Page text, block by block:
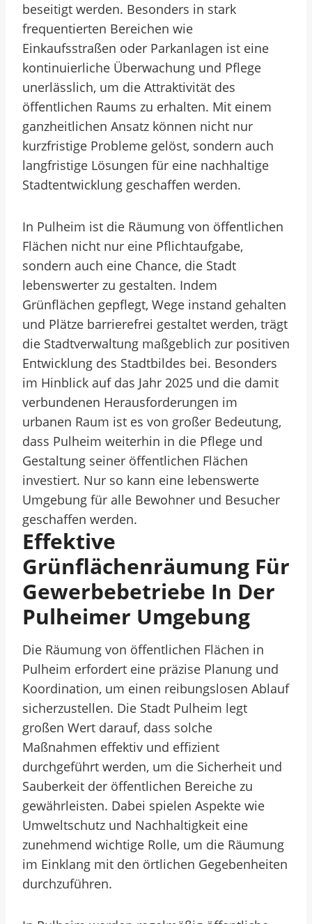
beseitigt werden. Besonders in stark
frequentierten Bereichen wie
Einkaufsstraßen oder Parkanlagen ist eine
kontinuierliche Überwachung und Pflege
unerlässlich, um die Attraktivität des
öffentlichen Raums zu erhalten. Mit einem
ganzheitlichen Ansatz können nicht nur
kurzfristige Probleme gelöst, sondern auch
langfristige Lösungen für eine nachhaltige
Stadtentwicklung geschaffen werden.
In Pulheim ist die Räumung von öffentlichen
Flächen nicht nur eine Pflichtaufgabe,
sondern auch eine Chance, die Stadt
lebenswerter zu gestalten. Indem
Grünflächen gepflegt, Wege instand gehalten
und Plätze barrierefrei gestaltet werden, trägt
die Stadtverwaltung maßgeblich zur positiven
Entwicklung des Stadtbildes bei. Besonders
im Hinblick auf das Jahr 2025 und die damit
verbundenen Herausforderungen im
urbanen Raum ist es von großer Bedeutung,
dass Pulheim weiterhin in die Pflege und
Gestaltung seiner öffentlichen Flächen
investiert. Nur so kann eine lebenswerte
Umgebung für alle Bewohner und Besucher
geschaffen werden.
Effektive
Grünflächenräumung Für
Gewerbebetriebe In Der
Pulheimer Umgebung
Die Räumung von öffentlichen Flächen in
Pulheim erfordert eine präzise Planung und
Koordination, um einen reibungslosen Ablauf
sicherzustellen. Die Stadt Pulheim legt
großen Wert darauf, dass solche
Maßnahmen effektiv und effizient
durchgeführt werden, um die Sicherheit und
Sauberkeit der öffentlichen Bereiche zu
gewährleisten. Dabei spielen Aspekte wie
Umweltschutz und Nachhaltigkeit eine
zunehmend wichtige Rolle, um die Räumung
im Einklang mit den örtlichen Gegebenheiten
durchzuführen.